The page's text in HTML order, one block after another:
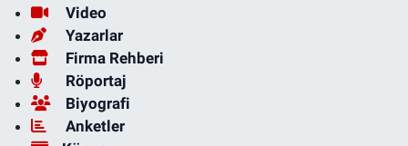
Video
Yazarlar
Firma Rehberi
Röportaj
Biyografi
Anketler